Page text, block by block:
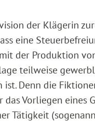
der Klägerin
eine
der Produktion
teilweise
Denn die
Vorliegen eines
Tätigkeit